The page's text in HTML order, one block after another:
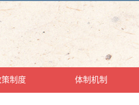
策制度 体制机制